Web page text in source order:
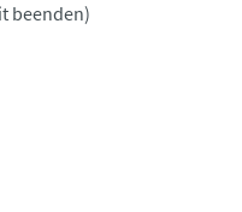
beenden)